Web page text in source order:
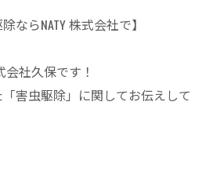
ならNATY 株式会社で】
会社久保です！
害虫駆除」に関してお伝えして